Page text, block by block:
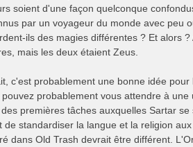
soient d'une façon quelconque
par un voyageur du monde avec peu
ils des magies différentes ? Et alors
mais les deux étaient Zeus.
c'est probablement une bonne idée
pouvez probablement vous attendre à
premières tâches auxquelles Sartar
de standardiser la langue et la religion
dans Old Trash devrait être différent.